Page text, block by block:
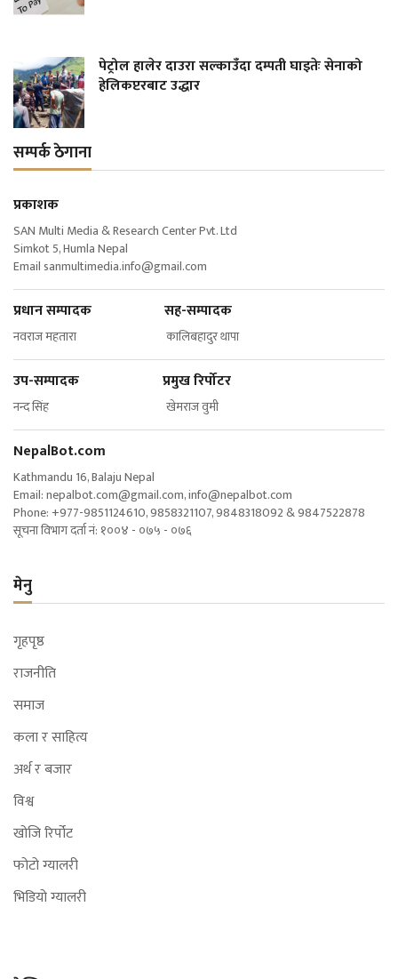
पेट्रोल हालेर दाउरा सल्काउँदा दम्पती घाइतेः सेनाको
हेलिकप्टरबाट उद्धार
सम्पर्क ठेगाना
प्रकाशक
SAN Multi Media & Research Center Pvt. Ltd
Simkot 5, Humla Nepal
Email sanmultimedia.info@gmail.com
प्रधान सम्पादक सह-सम्पादक
नवराज महतारा कालिबहादुर थापा
उप-सम्पादक प्रमुख रिर्पोटर
नन्द सिंह खेमराज वुमी
NepalBot.com
Kathmandu 16, Balaju Nepal
Email:nepalbot.com@gmail.com,info@nepalbot.com
Phone: +977-9851124610, 9858321107, 9848318092 & 9847522878
सूचना विभाग दर्ता नं: १००४ - ०७५ - ०७६
मेनु
गृहपृष्ठ
राजनीति
समाज
कला र साहित्य
अर्थ र बजार
विश्व
खोजि रिर्पोट
फोटो ग्यालरी
भिडियो ग्यालरी